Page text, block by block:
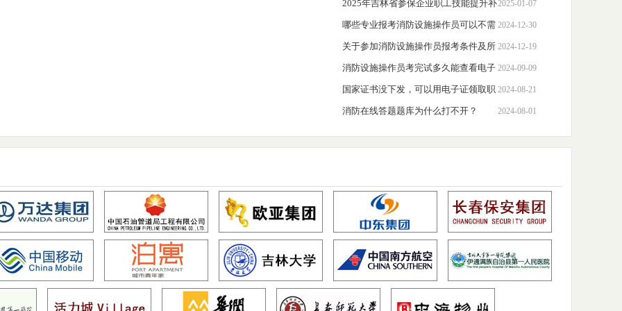
件？消防培训报名条件查询 2025-01-07
2025年吉林省参保企业职工技能提升补
贴标准
2024-12-30
哪些专业报考消防设施操作员可以不需
要工作年限？
2024-12-19
关于参加消防设施操作员报考条件及所
需材料说明
2024-09-09
消防设施操作员考完试多久能查看电子
证？
2024-08-21
国家证书没下发，可以用电子证领取职
业技能补贴吗？
2024-08-01
消防在线答题题库为什么打不开？